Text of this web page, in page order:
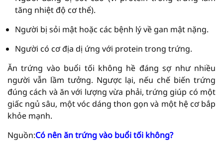
tăng nhiệt độ cơ thể).
Người bị sỏi mật hoặc các bệnh lý về gan mật nặng.
Người có cơ địa dị ứng với protein trong trứng.
Ăn trứng vào buổi tối không hề đáng sợ như nhiều
người vẫn lầm tưởng. Ngược lại, nếu chế biến trứng
đúng cách và ăn với lượng vừa phải, trứng giúp có một
giấc ngủ sâu, một vóc dáng thon gọn và một hệ cơ bắp
khỏe mạnh.
Nguồn:Có nên ăn trứng vào buổi tối không?